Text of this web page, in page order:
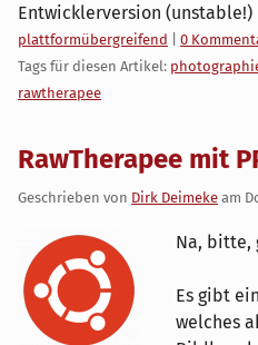
Entwicklerversion
Kategorien:
plattformübergreifend
0
Tags für diesen Artikel:
rawtherapee
RawTherapee mit
Geschrieben von Dirk Deimeke am
Na, bitte,
Es gibt
welches